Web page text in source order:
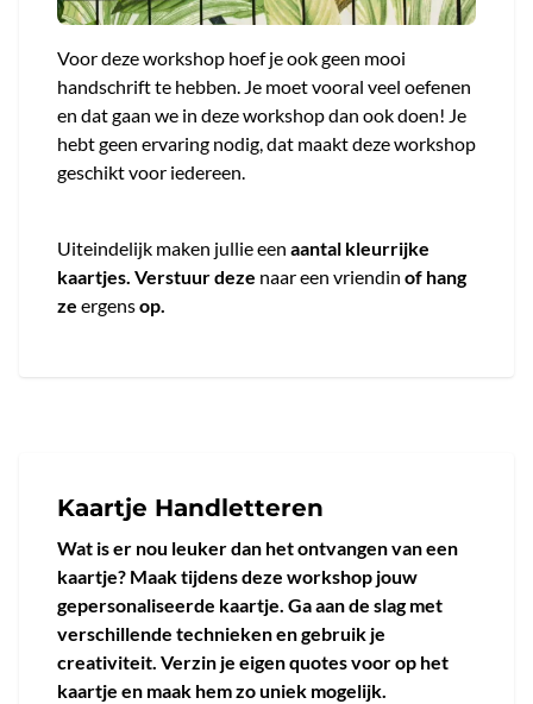
Voor deze workshop hoef je ook geen mooi
handschrift te hebben. Je moet vooral veel oefenen
en dat gaan we in deze workshop dan ook doen! Je
hebt geen ervaring nodig, dat maakt deze workshop
geschikt voor iedereen.
Uiteindelijk maken jullie een aantal kleurrijke
kaartjes. Verstuur deze naar een vriendin of hang
ze ergensop.
Kaartje Handletteren
Wat is er nou leuker dan het ontvangen van een
kaartje? Maak tijdens deze workshop jouw
gepersonaliseerde kaartje. Ga aan de slag met
verschillende technieken en gebruik je
creativiteit. Verzin je eigen quotes voor op het
kaartje en maak hem zo uniek mogelijk.